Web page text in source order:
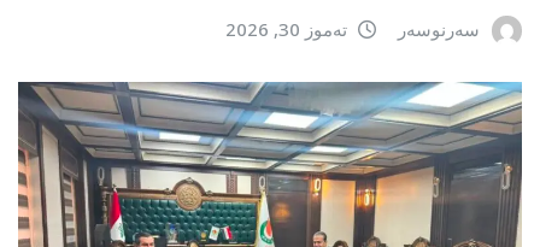
سەرنوسەر تەموز 30, 2026